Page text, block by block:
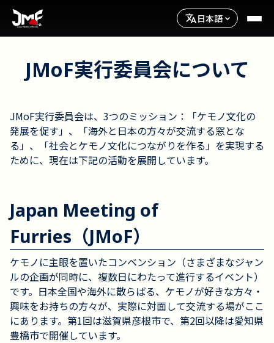
日本語
JMoF実行委員会について
JMoF実行委員会は、3つのミッション：「ケモノ文化の
発展を促す」、「海外と日本の方々が交流する窓とな
る」、「社会とケモノ文化につながりを作る」を実現する
ために、現在は下記の活動を展開しています。
Japan Meeting of
Furries（JMoF）
ケモノに主眼を置いたコンベンション（さまざまなジャン
ルの企画が同時に、複数日にわたって進行するイベント）
です。日本全国や海外に散らばる、ケモノが好きな方々・
興味をお持ちの方々が、実際に対面して交流する場がここ
にあります。第1回は滋賀県彦根市で、第2回以降は愛知県
豊橋市で開催しています。